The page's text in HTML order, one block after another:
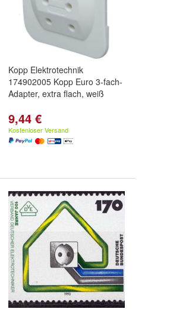
Kopp Elektrotechnik
174902005 Kopp Euro 3-fach-
Adapter, extra flach, weiß
9,44 €
Kostenloser Versand